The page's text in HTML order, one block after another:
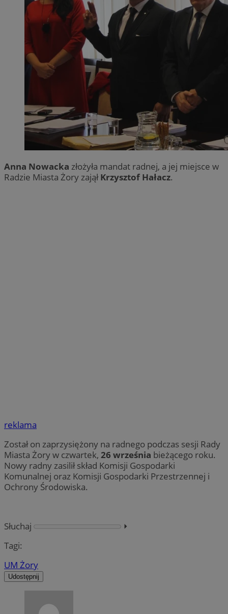
Anna Nowacka złożyła mandat radnej, a jej miejsce w
Radzie Miasta Żory zająłKrzysztof Hałacz.
reklama
Został on zaprzysiężony na radnego podczas sesji Rady
Miasta Żory w czwartek, 26 września bieżącego roku.
Nowy radny zasilił skład Komisji Gospodarki
Komunalnej oraz Komisji Gospodarki Przestrzennej i
Ochrony Środowiska.
Słuchaj
⏵︎
Tagi:
UM Żory
Udostępnij